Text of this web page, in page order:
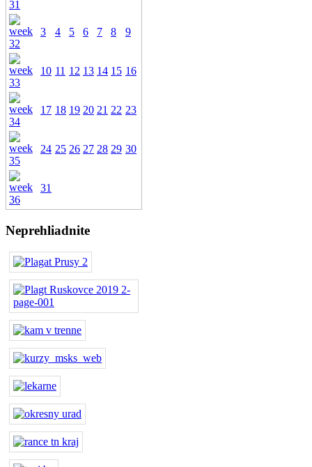
3 4 5 6 7 8 9
10 11 12 13 14 15 16
17 18 19 20 21 22 23
24 25 26 27 28 29 30
31
Neprehliadnite